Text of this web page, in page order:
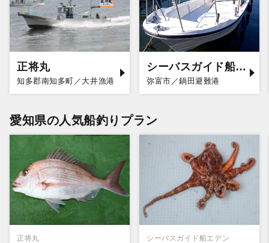
正将丸
知多郡南知多町／大井漁港
シーバスガイド船エデン
弥富市／鍋田避難港
愛知県の人気船釣りプラン
正将丸 シーバスガイド船エデン